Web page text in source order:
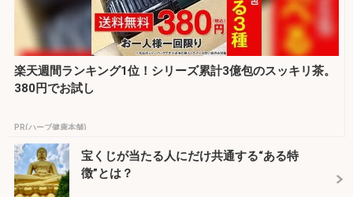
楽天週間ランキング1位！シリーズ累計3億包のスッキリ茶。
380円でお試し
PR(ハーブ健康本舗)
宝くじが当たる人にだけ共通する“ある特
徴”とは？